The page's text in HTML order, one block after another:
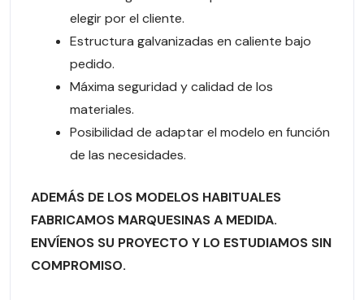
elegir por el cliente.
Estructura galvanizadas en caliente bajo
pedido.
Máxima seguridad y calidad de los
materiales.
Posibilidad de adaptar el modelo en función
de las necesidades.
ADEMÁS DE LOS MODELOS HABITUALES
FABRICAMOS MARQUESINAS A MEDIDA.
ENVÍENOS SU PROYECTO Y LO ESTUDIAMOS SIN
COMPROMISO.